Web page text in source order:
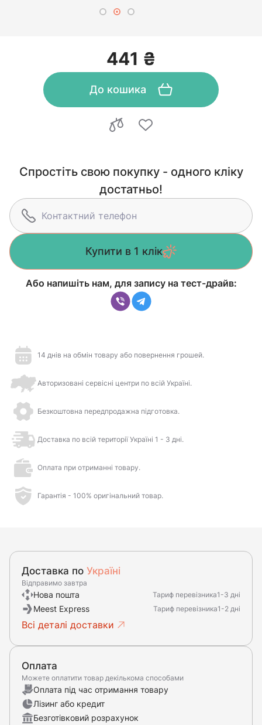
441 ₴
До кошика
Спростіть свою покупку - одного кліку
достатньо!
Купити в 1 клік
Або напишіть нам, для запису на тест-драйв:
14 днів на обмін товару або повернення грошей.
Авторизовані сервісні центри по всій Україні.
Безкоштовна передпродажна підготовка.
Доставка по всій території Україні 1 - 3 дні.
Оплата при отриманні товару.
Гарантія - 100% оригінальний товар.
Доставка по Україні
Відправимо завтра
Нова пошта Тариф перевізника1-3 дні
Meest Express Тариф перевізника1-2 дні
Всі деталі доставки
Оплата
Можете оплатити товар декількома способами
Оплата під час отримання товару
Лізинг або кредит
Безготівковий розрахунок